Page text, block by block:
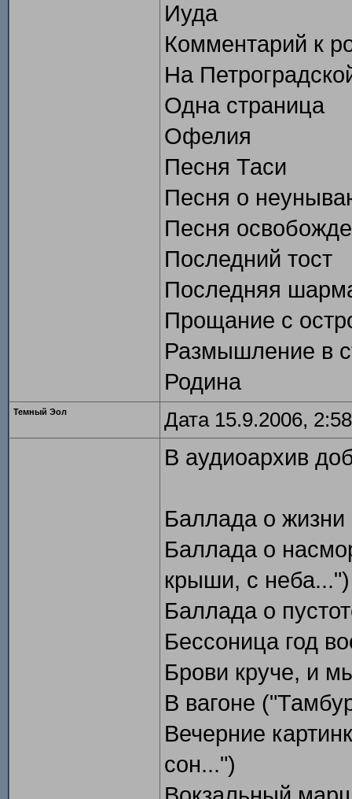
Иуда
Комментарий к
На
Одна страница
Офелия
Песня Таси
Песня о
Песня
Последний тост
Последняя
Прощание с
Размышление в
Родина
Темный Эол Дата 15.9.2006, 2:58
В аудиоархив
Баллада о жизни
Баллада о
крыши, с неба...")
Баллада о
Бессоница год
Брови круче, и
В вагоне
Вечерние
сон...")